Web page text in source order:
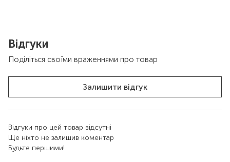
Відгуки
Поділіться своїми враженнями про товар
Залишити відгук
Відгуки про цей товар відсутні
Ще ніхто не залишив коментар
Будьте першими!